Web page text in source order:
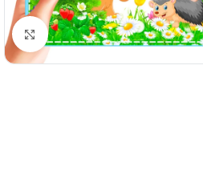
Натисніть, щоб збільшити